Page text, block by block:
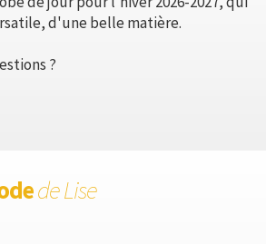
d'une belle matière.
?
de Lise